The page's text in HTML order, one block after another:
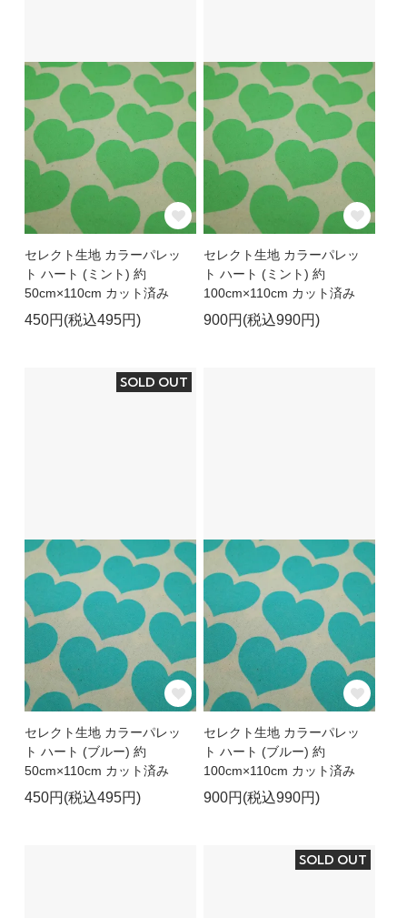
セレクト生地 カラーパレッ
ト ハート (ミント) 約
50cm×110cm カット済み
450円(税込495円)
セレクト生地 カラーパレッ
ト ハート (ミント) 約
100cm×110cm カット済み
900円(税込990円)
SOLD OUT
セレクト生地 カラーパレッ
ト ハート (ブルー) 約
50cm×110cm カット済み
450円(税込495円)
セレクト生地 カラーパレッ
ト ハート (ブルー) 約
100cm×110cm カット済み
900円(税込990円)
SOLD OUT